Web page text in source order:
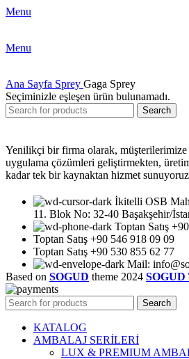
Menu
Menu
Ana Sayfa Sprey Gaga Sprey
Seçiminizle eşleşen ürün bulunamadı.
Search
Yenilikçi bir firma olarak,
uygulama çözümleri geliştirmekten,
kadar tek bir kaynaktan hizmet
İkitelli OSB
11. Blok No: 32-40 Başakşehir/
Toptan Satış
Toptan Satış +90 546 918 09 09
Toptan Satış +90 530 855 62 77
Mail:
Based on SOGUD theme 2024 SOGUD
Search
KATALOG
AMBALAJ SERİLERİ
LUX & PREMIUM